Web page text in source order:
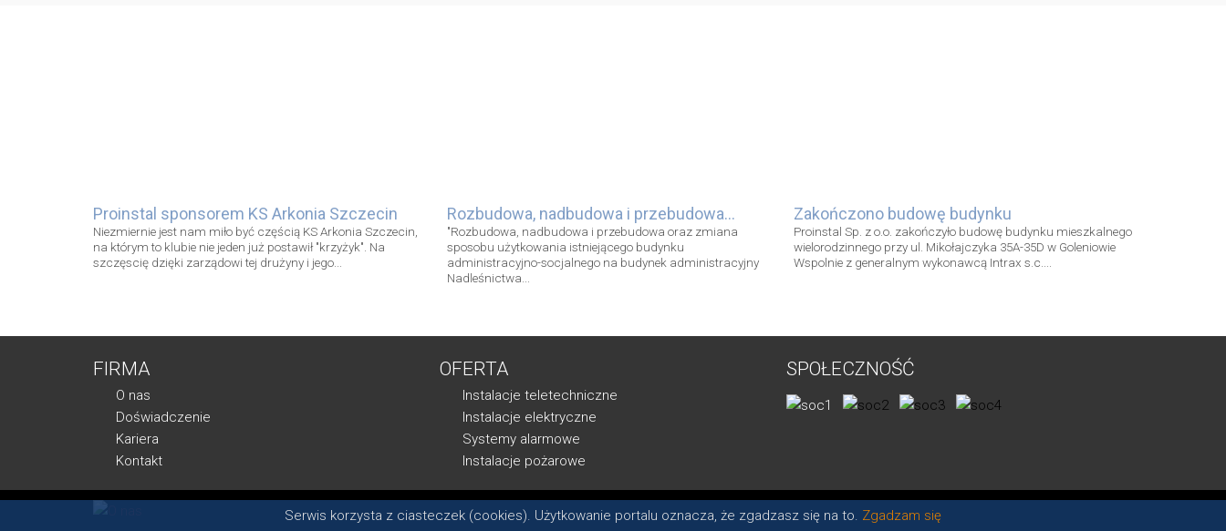
Proinstal sponsorem KS Arkonia Szczecin
Niezmiernie jest nam miło być częścią KS Arkonia Szczecin,
na którym to klubie nie jeden już postawił "krzyżyk". Na
szczęscię dzięki zarządowi tej drużyny i jego...
Rozbudowa, nadbudowa i przebudowa...
"Rozbudowa, nadbudowa i przebudowa oraz zmiana
sposobu użytkowania istniejącego budynku
administracyjno-socjalnego na budynek administracyjny
Nadleśnictwa...
Zakończono budowę budynku
Proinstal Sp. z o.o. zakończyło budowę budynku mieszkalnego
wielorodzinnego przy ul. Mikołajczyka 35A-35D w Goleniowie
Wspolnie z generalnym wykonawcą Intrax s.c....
FIRMA
O nas
Doświadczenie
Kariera
Kontakt
OFERTA
Instalacje teletechniczne
Instalacje elektryczne
Systemy alarmowe
Instalacje pożarowe
SPOŁECZNOŚĆ
Serwis korzysta z ciasteczek (cookies). Użytkowanie portalu oznacza, że zgadzasz się na to. Zgadzam się